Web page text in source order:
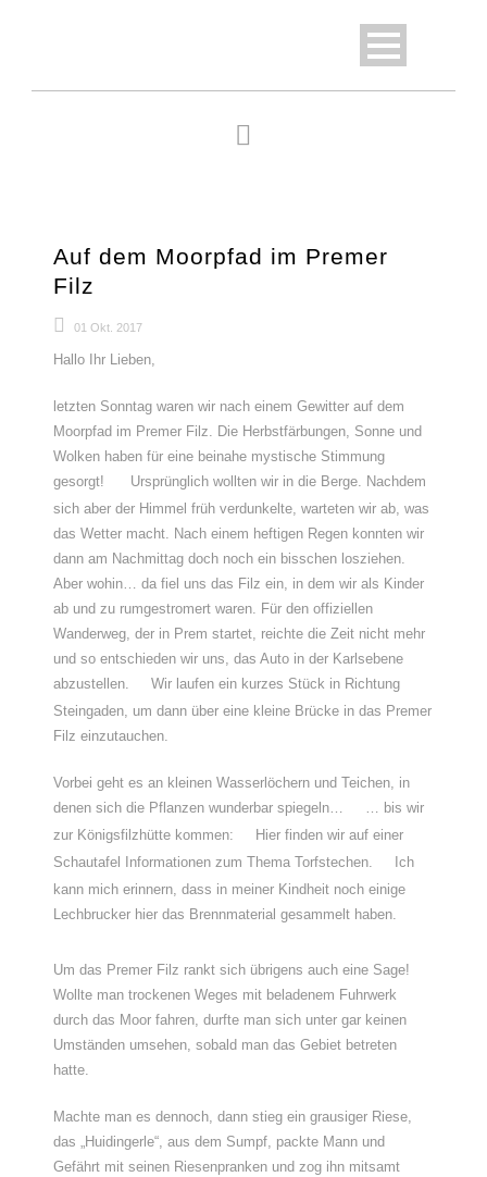
Auf dem Moorpfad im Premer
Filz
01 Okt. 2017
Hallo Ihr Lieben,
letzten Sonntag waren wir nach einem Gewitter auf dem
Moorpfad im Premer Filz. Die Herbstfärbungen, Sonne und
Wolken haben für eine beinahe mystische Stimmung
gesorgt!
Ursprünglich wollten wir in die Berge. Nachdem
sich aber der Himmel früh verdunkelte, warteten wir ab, was
das Wetter macht. Nach einem heftigen Regen konnten wir
dann am Nachmittag doch noch ein bisschen losziehen.
Aber wohin… da fiel uns das Filz ein, in dem wir als Kinder
ab und zu rumgestromert waren. Für den offiziellen
Wanderweg, der in Prem startet, reichte die Zeit nicht mehr
und so entschieden wir uns, das Auto in der Karlsebene
abzustellen.
Wir laufen ein kurzes Stück in Richtung
Steingaden, um dann über eine kleine Brücke in das Premer
Filz einzutauchen.
Vorbei geht es an kleinen Wasserlöchern und Teichen, in
denen sich die Pflanzen wunderbar spiegeln…
… bis wir
zur Königsfilzhütte kommen:
Hier finden wir auf einer
Schautafel Informationen zum Thema Torfstechen.
Ich
kann mich erinnern, dass in meiner Kindheit noch einige
Lechbrucker hier das Brennmaterial gesammelt haben.
Um das Premer Filz rankt sich übrigens auch eine Sage!
Wollte man trockenen Weges mit beladenem Fuhrwerk
durch das Moor fahren, durfte man sich unter gar keinen
Umständen umsehen, sobald man das Gebiet betreten
hatte.
Machte man es dennoch, dann stieg ein grausiger Riese,
das „Huidingerle“, aus dem Sumpf, packte Mann und
Gefährt mit seinen Riesenpranken und zog ihn mitsamt